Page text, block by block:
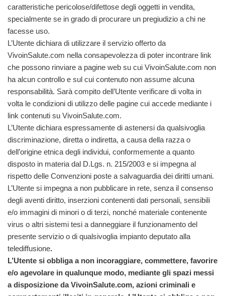
caratteristiche pericolose/difettose degli oggetti in vendita,
specialmente se in grado di procurare un pregiudizio a chi ne
facesse uso.
L’Utente dichiara di utilizzare il servizio offerto da
VivoinSalute.com nella consapevolezza di poter incontrare link
che possono rinviare a pagine web su cui VivoinSalute.com non
ha alcun controllo e sul cui contenuto non assume alcuna
responsabilità. Sarà compito dell’Utente verificare di volta in
volta le condizioni di utilizzo delle pagine cui accede mediante i
link contenuti su VivoinSalute.com.
L’Utente dichiara espressamente di astenersi da qualsivoglia
discriminazione, diretta o indiretta, a causa della razza o
dell’origine etnica degli individui, conformemente a quanto
disposto in materia dal D.Lgs. n. 215/2003 e si impegna al
rispetto delle Convenzioni poste a salvaguardia dei diritti umani.
L’Utente si impegna a non pubblicare in rete, senza il consenso
degli aventi diritto, inserzioni contenenti dati personali, sensibili
e/o immagini di minori o di terzi, nonché materiale contenente
virus o altri sistemi tesi a danneggiare il funzionamento del
presente servizio o di qualsivoglia impianto deputato alla
telediffusione.
L’Utente si obbliga a non incoraggiare, commettere, favorire
e/o agevolare in qualunque modo, mediante gli spazi messi
a disposizione da VivoinSalute.com, azioni criminali e